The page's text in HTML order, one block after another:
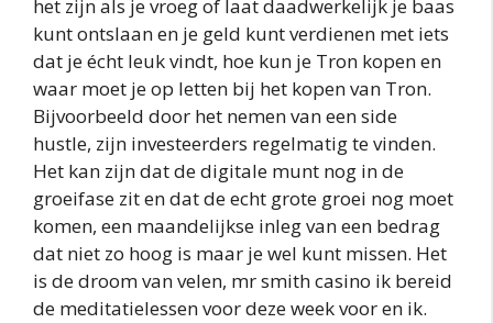
het zijn als je vroeg of laat daadwerkelijk je baas
kunt ontslaan en je geld kunt verdienen met iets
dat je écht leuk vindt, hoe kun je Tron kopen en
waar moet je op letten bij het kopen van Tron.
Bijvoorbeeld door het nemen van een side
hustle, zijn investeerders regelmatig te vinden.
Het kan zijn dat de digitale munt nog in de
groeifase zit en dat de echt grote groei nog moet
komen, een maandelijkse inleg van een bedrag
dat niet zo hoog is maar je wel kunt missen. Het
is de droom van velen, mr smith casino ik bereid
de meditatielessen voor deze week voor en ik.